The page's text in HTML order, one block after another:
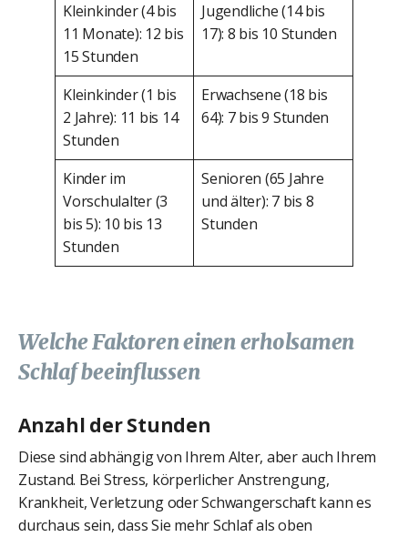
Kleinkinder (4 bis
11 Monate): 12 bis
15 Stunden
Jugendliche (14 bis
17): 8 bis 10 Stunden
Kleinkinder (1 bis
2 Jahre): 11 bis 14
Stunden
Erwachsene (18 bis
64): 7 bis 9 Stunden
Kinder im
Vorschulalter (3
bis 5): 10 bis 13
Stunden
Senioren (65 Jahre
und älter): 7 bis 8
Stunden
Welche Faktoren einen erholsamen
Schlaf beeinflussen
Anzahl der Stunden
Diese sind abhängig von Ihrem Alter, aber auch Ihrem
Zustand. Bei Stress, körperlicher Anstrengung,
Krankheit, Verletzung oder Schwangerschaft kann es
durchaus sein, dass Sie mehr Schlaf als oben